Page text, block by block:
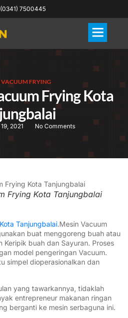
(0341) 7500445
VACUUM FRYING
Frying Kota
2021 No Comments
Frying Kota Tanjungbalai
Tanjungbalai.Mesin Vacuum
buat menggoreng buah atau
Keripik buah dan Sayuran. Proses
model pengeringan Vacuum.
simpel dioperasionalkan dan
yang tawarkannya, tidaklah
entrepreneur makanan ringan
berganti ke mesin serbaguna ini.